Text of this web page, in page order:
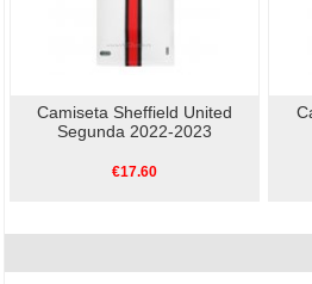
Camiseta Sheffield United
Segunda 2022-2023
€17.60